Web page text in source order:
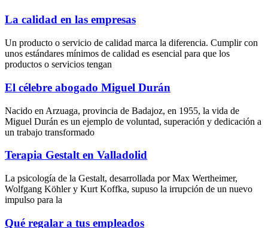
La calidad en las empresas
Un producto o servicio de calidad marca la diferencia. Cumplir con
unos estándares mínimos de calidad es esencial para que los
productos o servicios tengan
El célebre abogado Miguel Durán
Nacido en Arzuaga, provincia de Badajoz, en 1955, la vida de
Miguel Durán es un ejemplo de voluntad, superación y dedicación a
un trabajo transformado
Terapia Gestalt en Valladolid
La psicología de la Gestalt, desarrollada por Max Wertheimer,
Wolfgang Köhler y Kurt Koffka, supuso la irrupción de un nuevo
impulso para la
Qué regalar a tus empleados